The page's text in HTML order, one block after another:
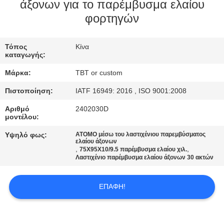
ΈΛΕΓΧΟΣ
ΕΛΆΤΕ
ΣΕ
ΕΠΑΦΉ
ΕΙΔΉΣΕΙΣ
ΠΕΡΙΠΤΏΣΕΙΣ
SITEMAP
άξονων για το παρέμβυσμα ελαίου
φορτηγών
Τόπος
καταγωγής:
Κίνα
Μάρκα: TBT or custom
Πιστοποίηση: IATF 16949: 2016 , ISO 9001:2008
Αριθμό
μοντέλου:
2402030D
Υψηλό φως:
ΑΤΟΜΟ μέσω του λαστιχένιου παρεμβύσματος
ελαίου άξονων
,75X95X10/9.5 παρέμβυσμα ελαίου χιλ.,
Λαστιχένιο παρέμβυσμα ελαίου άξονων 30 ακτών
ΕΠΑΦΉ!